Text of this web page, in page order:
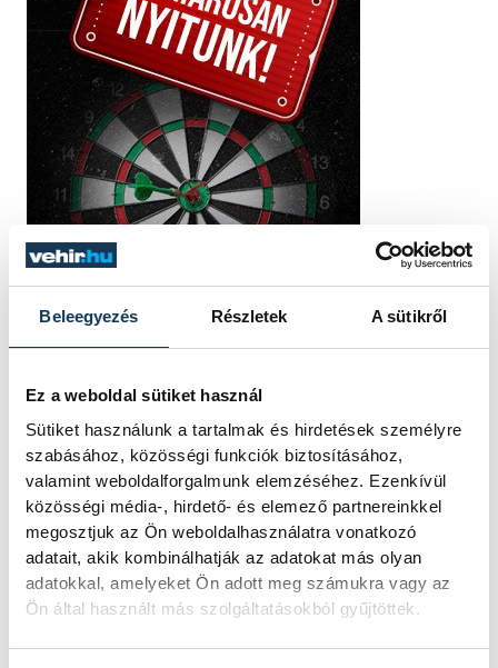
Beleegyezés Részletek A sütikről
Ez a weboldal sütiket használ
Sütiket használunk a tartalmak és hirdetések személyre
szabásához, közösségi funkciók biztosításához,
valamint weboldalforgalmunk elemzéséhez. Ezenkívül
közösségi média-, hirdető- és elemező partnereinkkel
megosztjuk az Ön weboldalhasználatra vonatkozó
adatait, akik kombinálhatják az adatokat más olyan
adatokkal, amelyeket Ön adott meg számukra vagy az
Ön által használt más szolgáltatásokból gyűjtöttek.